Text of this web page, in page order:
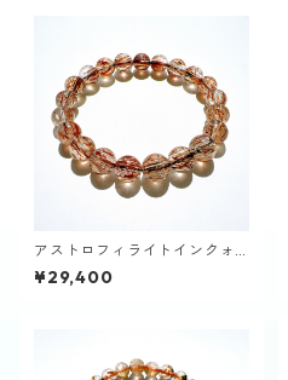
アストロフィライトインクォ
ーツ9～10㎜ブレスレット
¥29,400